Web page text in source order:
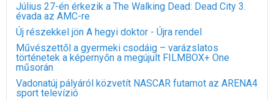
Július 27-én érkezik a The Walking Dead: Dead City 3.
évada az AMC-re
Új részekkel jön A hegyi doktor - Újra rendel
Művészettől a gyermeki csodáig – varázslatos
történetek a képernyőn a megújult FILMBOX+ One
műsorán
Vadonatúj pályáról közvetít NASCAR futamot az ARENA4
sport televízió